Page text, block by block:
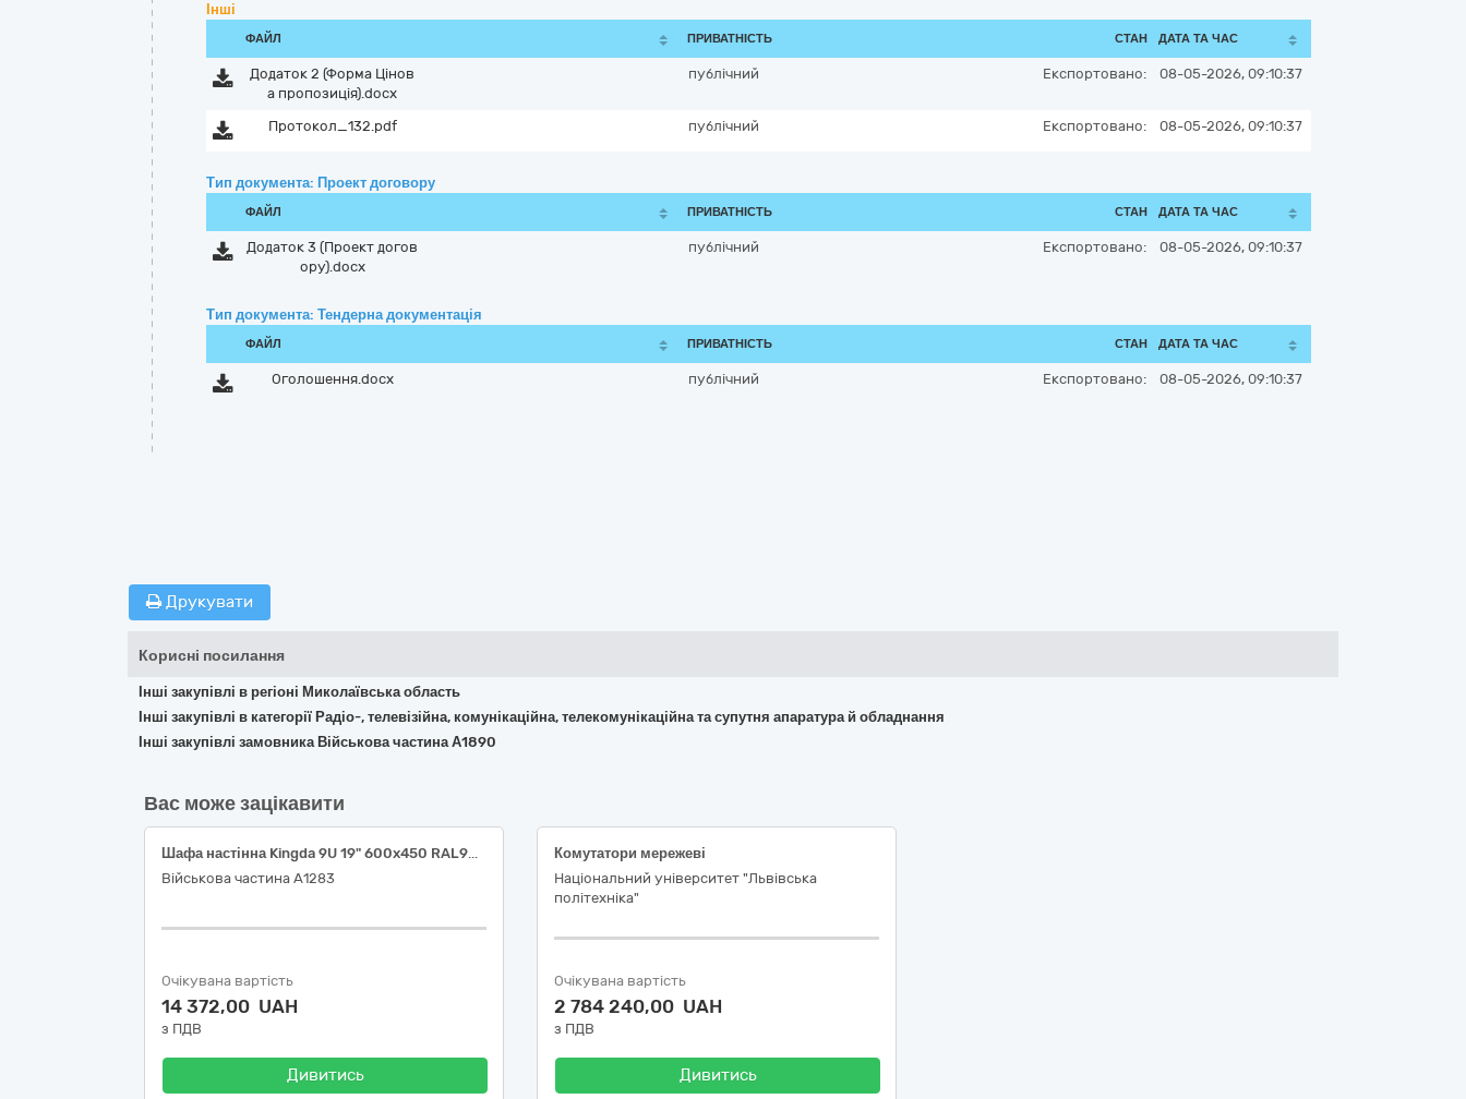
Інші
ФАЙЛ ПРИВАТНІСТЬ СТАН ДАТА ТА ЧАС
Додаток 2 (Форма Цінов
а пропозиція).docx
публічний Експортовано: 08-05-2026, 09:10:37
Протокол_132.pdf публічний Експортовано: 08-05-2026, 09:10:37
Тип документа: Проект договору
ФАЙЛ ПРИВАТНІСТЬ СТАН ДАТА ТА ЧАС
Додаток 3 (Проект догов
ору).docx
публічний Експортовано: 08-05-2026, 09:10:37
Тип документа: Тендерна документація
ФАЙЛ ПРИВАТНІСТЬ СТАН ДАТА ТА ЧАС
Оголошення.docx публічний Експортовано: 08-05-2026, 09:10:37
Друкувати
Корисні посилання
Інші закупівлі в регіоні Миколаївська область
Інші закупівлі в категорії Радіо-, телевізійна, комунікаційна, телекомунікаційна та супутня апаратура й обладнання
Інші закупівлі замовника Військова частина А1890
Вас може зацікавити
Шафа настінна Kingda 9U 19" 600x450 RAL9004, або еквівалент
Військова частина А1283
Очікувана вартість
14 372,00 UAH
з ПДВ
Дивитись
Комутатори мережеві
Національний університет "Львівська
політехніка"
Очікувана вартість
2 784 240,00 UAH
з ПДВ
Дивитись